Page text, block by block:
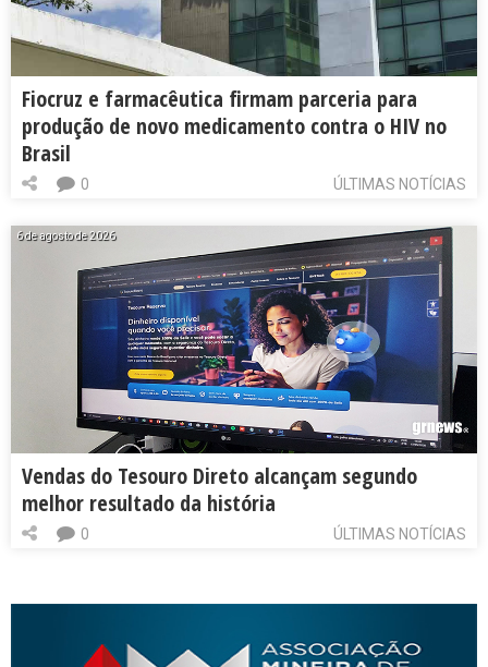
Fiocruz e farmacêutica firmam parceria para
produção de novo medicamento contra o HIV no
Brasil
ÚLTIMAS NOTÍCIAS
0
6 de agosto de 2026
Vendas do Tesouro Direto alcançam segundo
melhor resultado da história
ÚLTIMAS NOTÍCIAS
0